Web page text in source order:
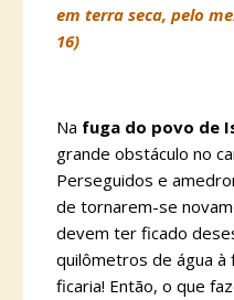
em terra seca, pelo
16)
Na fuga do povo de
grande obstáculo no
Perseguidos e
de tornarem-se
devem ter ficado
quilômetros de água à
ficaria! Então, o que